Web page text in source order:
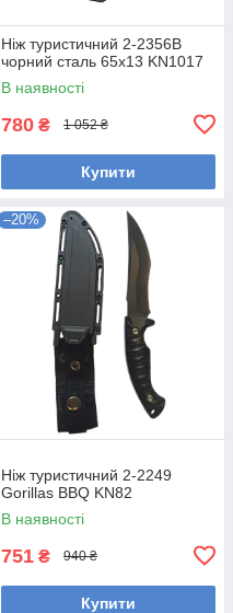
Ніж туристичний 2-2356В
чорний сталь 65х13 KN1017
В наявності
780 ₴ 1 052 ₴
Купити
–20%
Ніж туристичний 2-2249
Gorillas BBQ KN82
В наявності
751 ₴ 940 ₴
Купити